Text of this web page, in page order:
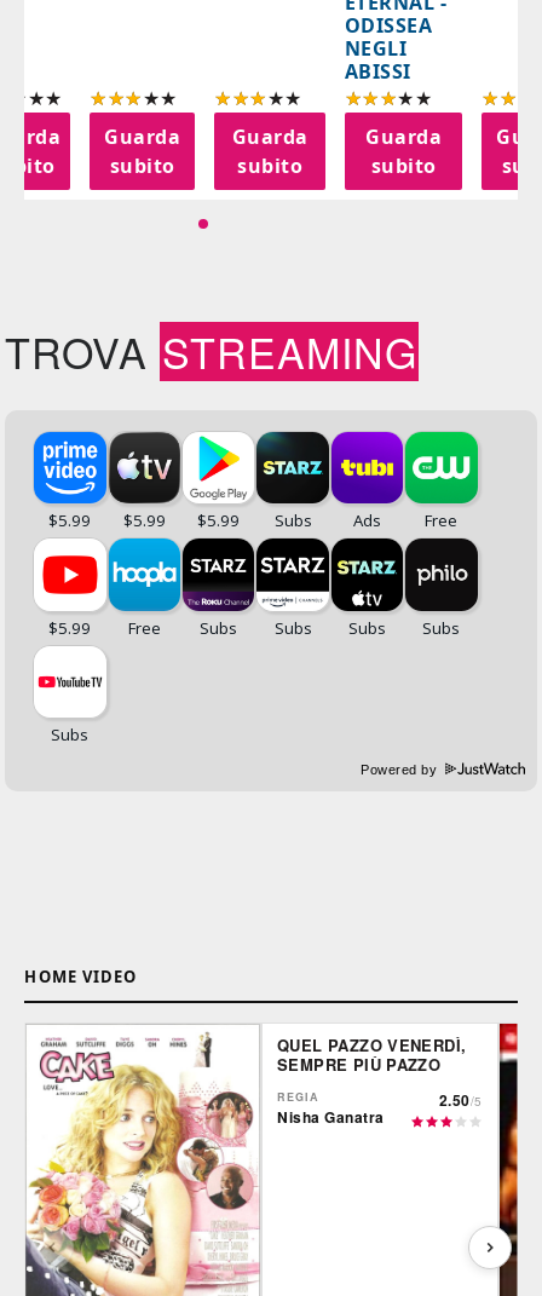
Guarda
subito
Guarda
subito
ODISSEA
NEGLI
ABISSI
Guarda
subito
TROVA STREAMING
Powered by
HOME VIDEO
QUEL PAZZO VENERDÌ,
SEMPRE PIÙ PAZZO
REGIA
Nisha Ganatra
2.50/5